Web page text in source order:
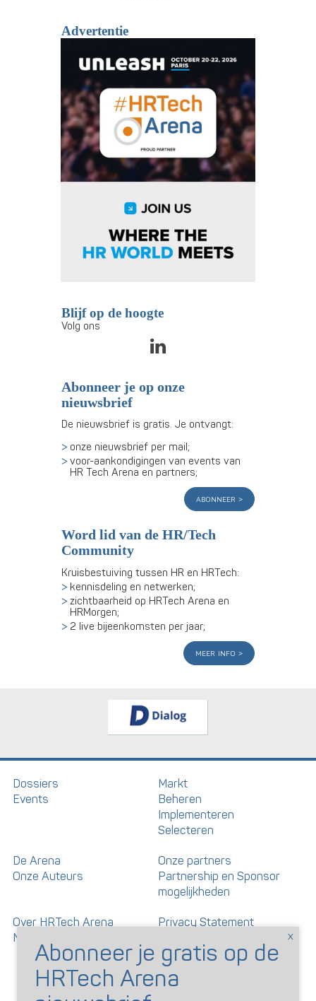
Advertentie
Blijf op de hoogte
Volg ons
Abonneer je op onze
nieuwsbrief
De nieuwsbrief is gratis. Je ontvangt:
onze nieuwsbrief per mail;
voor-aankondigingen van events van
HR Tech Arena en partners;
abonneer
Word lid van de HR/Tech
Community
Kruisbestuiving tussen HR en HRTech:
kennisdeling en netwerken;
zichtbaarheid op HRTech Arena en
HRMorgen;
2 live bijeenkomsten per jaar;
meer info
Dossiers
Events
Markt
Beheren
Implementeren
Selecteren
De Arena
Onze Auteurs
Onze partners
Partnership en Sponsor
mogelijkheden
Over HRTech Arena
Nieuwsbrief
Privacy Statement
Gedragscode artikelen en
reacties